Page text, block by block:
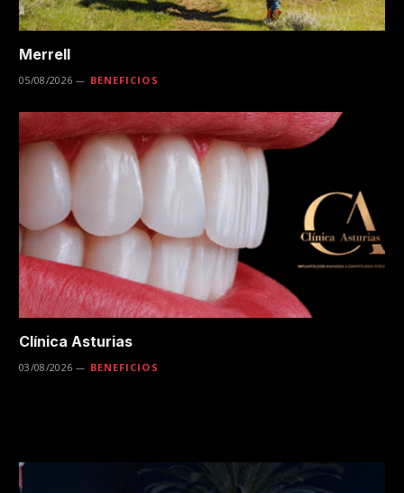
Merrell
05/08/2026 BENEFICIOS
Clínica Asturias
03/08/2026 BENEFICIOS